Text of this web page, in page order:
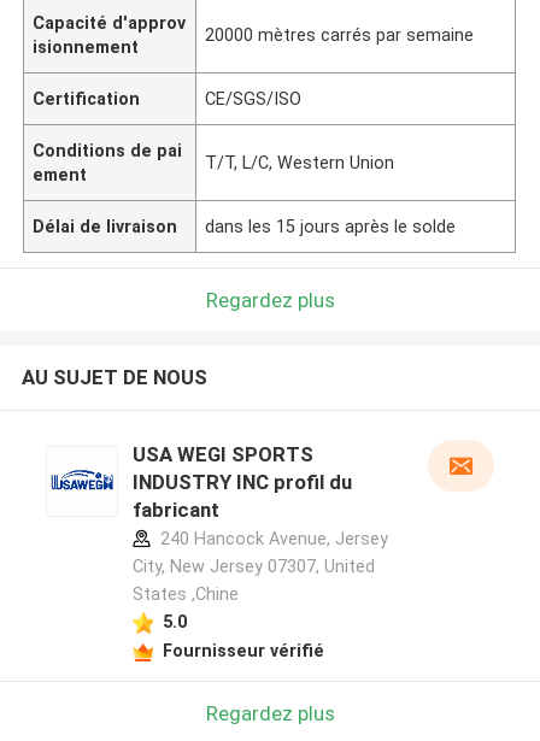
Capacité d'approv
isionnement
20000 mètres carrés par semaine
Certification CE/SGS/ISO
Conditions de pai
ement
T/T, L/C, Western Union
Délai de livraison dans les 15 jours après le solde
Regardez plus
AU SUJET DE NOUS
USA WEGI SPORTS
INDUSTRY INC profil du
fabricant
240 Hancock Avenue, Jersey
City, New Jersey 07307, United
States ,Chine
5.0
Fournisseur vérifié
Regardez plus